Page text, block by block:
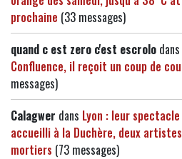
prochaine (33 messages)
quand c est zero c'est escrolo dans
Confluence, il reçoit un coup de
messages)
Calagwer dans Lyon : leur
accueilli à la Duchère, deux
mortiers (73 messages)